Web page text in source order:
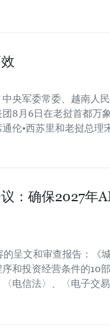
央军委常委、越南人
8月6日在老挝首都万
伦•西苏里和老挝总理
：确保2027年
呈文和审查报告：《
和投资经营条件的10
电信法〉、〈电子交